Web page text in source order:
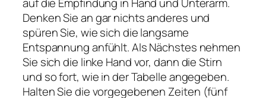
auf die Empfindung in Hand und Unterarm.
Denken Sie an gar nichts anderes und
spüren Sie, wie sich die langsame
Entspannung anfühlt. Als Nächstes nehmen
Sie sich die linke Hand vor, dann die Stirn
und so fort, wie in der Tabelle angegeben.
Halten Sie die vorgegebenen Zeiten (fünf